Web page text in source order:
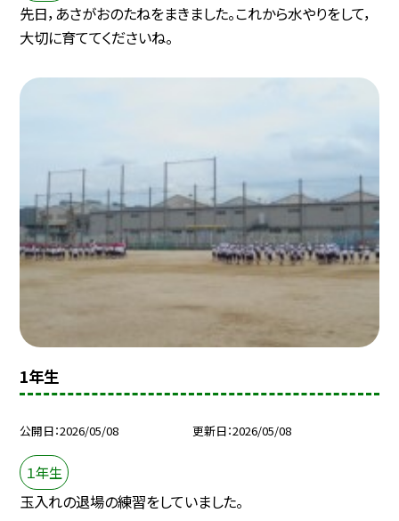
先日，あさがおのたねをまきました。これから水やりをして，
大切に育ててくださいね。
1年生
公開日 2026/05/08 更新日 2026/05/08
１年生
玉入れの退場の練習をしていました。